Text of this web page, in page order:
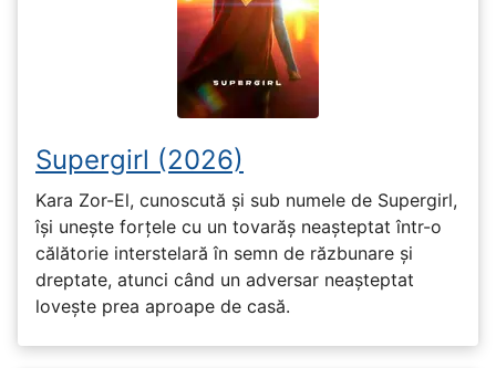
Supergirl (2026)
Kara Zor-El, cunoscută și sub numele de Supergirl,
își unește forțele cu un tovarăș neașteptat într-o
călătorie interstelară în semn de răzbunare și
dreptate, atunci când un adversar neașteptat
lovește prea aproape de casă.